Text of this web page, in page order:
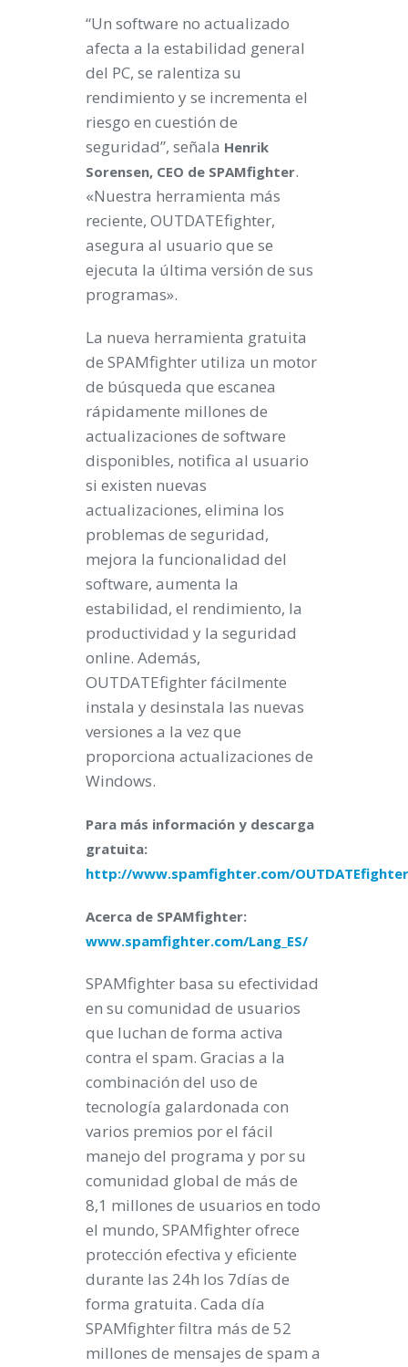
“Un software no actualizado
afecta a la estabilidad general
del PC, se ralentiza su
rendimiento y se incrementa el
riesgo en cuestión de
seguridad”, señala Henrik
Sorensen, CEO de SPAMfighter.
«Nuestra herramienta más
reciente, OUTDATEfighter,
asegura al usuario que se
ejecuta la última versión de sus
programas».
La nueva herramienta gratuita
de SPAMfighter utiliza un motor
de búsqueda que escanea
rápidamente millones de
actualizaciones de software
disponibles, notifica al usuario
si existen nuevas
actualizaciones, elimina los
problemas de seguridad,
mejora la funcionalidad del
software, aumenta la
estabilidad, el rendimiento, la
productividad y la seguridad
online. Además,
OUTDATEfighter fácilmente
instala y desinstala las nuevas
versiones a la vez que
proporciona actualizaciones de
Windows.
Para más información y descarga
gratuita:
http://www.spamfighter.com/
Acerca de SPAMfighter:
www.spamfighter.com/Lang_ES/
SPAMfighter basa su efectividad
en su comunidad de usuarios
que luchan de forma activa
contra el spam. Gracias a la
combinación del uso de
tecnología galardonada con
varios premios por el fácil
manejo del programa y por su
comunidad global de más de
8,1 millones de usuarios en todo
el mundo, SPAMfighter ofrece
protección efectiva y eficiente
durante las 24h los 7días de
forma gratuita. Cada día
SPAMfighter filtra más de 52
millones de mensajes de spam a